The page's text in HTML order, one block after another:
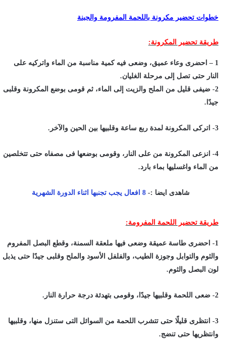
خطوات تحضير مكرونة باللحمة المفرومة والجبنة
طريقة تحضير المكرونة:
1 – احضرى وعاء عميق، وضعى فيه كمية مناسبة من الماء واتركيه على
النار حتى تصل إلى مرحلة الغليان.
2- ضيفى قليل من الملح والزيت إلى الماء، ثم قومى بوضع المكرونة وقلبى
جيدًا.
3- اتركى المكرونة لمدة ربع ساعة وقلبيها بين الحين والآخر.
4- انزعى المكرونة من على النار، وقومى بوضعها فى مصفاه حتى تتخلصين
من الماء واغسليها بماء بارد.
شاهدى ايضا :- 8 افعال يجب تجنبها اثناء الدورة الشهرية
طريقة تحضير اللحمة المفرومة:
1- احضرى طاسة عميقة وضعى فيها ملعقة السمنة، وقطع البصل المفروم
والثوم والتوابل وجوزة الطيب، والفلفل الأسود والملح وقلبى جيدًا حتى يذبل
لون البصل والثوم.
2- ضعى اللحمة وقلبيها جيدًا، وقومى بتهدئة درجة حرارة النار.
3- انتظرى قليلًا حتى تتشرب اللحمة من السوائل التى ستنزل منها، وقلبيها
وانتظريها حتى تنضج.